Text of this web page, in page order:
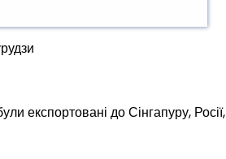
експортовані до Сінгапуру, Росії,